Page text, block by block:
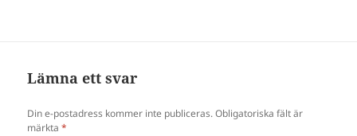
Lämna ett svar
Din e-postadress kommer inte publiceras. Obligatoriska fält är
märkta*